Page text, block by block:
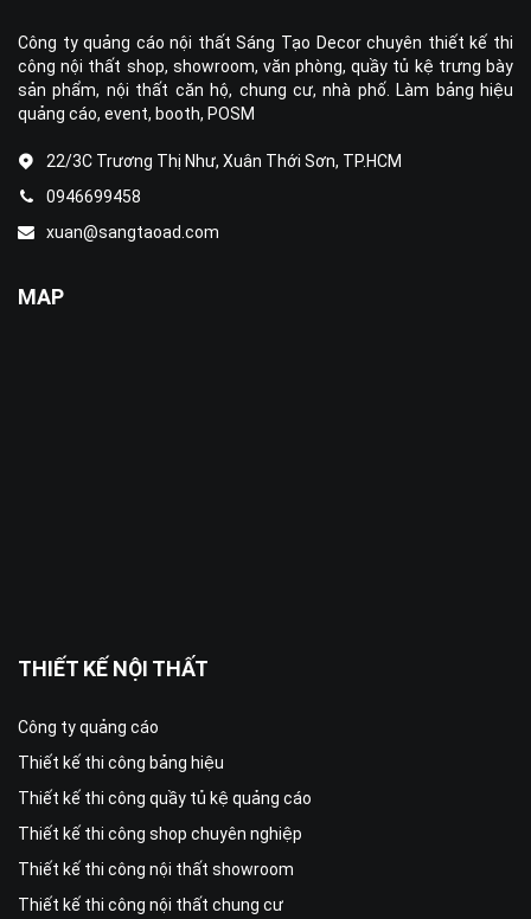
Công ty quảng cáo nội thất Sáng Tạo Decor chuyên thiết kế thi
công nội thất shop, showroom, văn phòng, quầy tủ kệ trưng bày
sản phẩm, nội thất căn hộ, chung cư, nhà phố. Làm bảng hiệu
quảng cáo, event, booth, POSM
22/3C Trương Thị Như, Xuân Thới Sơn, TP.HCM
0946699458
xuan@sangtaoad.com
MAP
THIẾT KẾ NỘI THẤT
Công ty quảng cáo
Thiết kế thi công bảng hiệu
Thiết kế thi công quầy tủ kệ quảng cáo
Thiết kế thi công shop chuyên nghiệp
Thiết kế thi công nội thất showroom
Thiết kế thi công nội thất chung cư